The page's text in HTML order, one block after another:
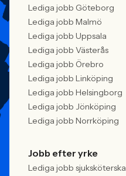
Lediga jobb Göteborg
Lediga jobb Malmö
Lediga jobb Uppsala
Lediga jobb Västerås
Lediga jobb Örebro
Lediga jobb Linköping
Lediga jobb Helsingborg
Lediga jobb Jönköping
Lediga jobb Norrköping
Jobb efter yrke
Lediga jobb sjuksköterska